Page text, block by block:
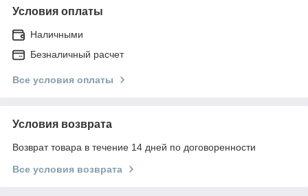
Условия оплаты
Наличными
Безналичный расчет
Все условия оплаты
Условия возврата
Возврат товара в течение 14 дней по договоренности
Все условия возврата